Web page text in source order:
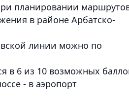
планировании
в районе Арбатско-
линии можно по
в 6 из 10 возможных
- в аэропорт